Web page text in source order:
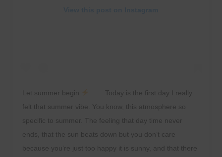
Let summer begin
⠀ ⠀ Today is the first day I really
felt that summer vibe. You know, this atmosphere so
specific to summer. The feeling that day time never
ends, that the sun beats down but you don’t care
because you’re just too happy it is sunny, and that there